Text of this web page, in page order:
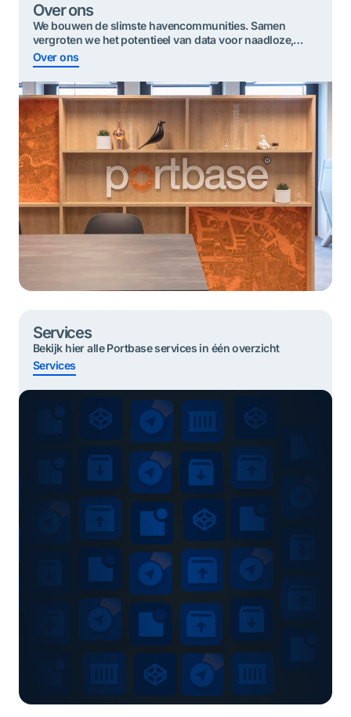
Over ons
We bouwen de slimste havencommunities. Samen
vergroten we het potentieel van data voor ​​naadloze,
duurzame en veilige goederenstromen.
Over ons
Services
Bekijk hier alle Portbase services in één overzicht
Services